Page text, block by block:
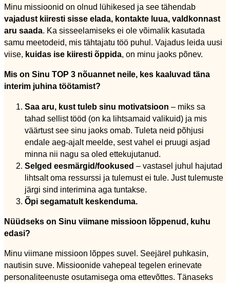
Minu missioonid on olnud lühikesed ja see tähendab
vajadust kiiresti sisse elada, kontakte luua, valdkonnast
aru saada. Ka sisseelamiseks ei ole võimalik kasutada
samu meetodeid, mis tähtajatu töö puhul. Vajadus leida uusi
viise, kuidas ise kiiresti õppida, on minu jaoks põnev.
Mis on Sinu TOP 3 nõuannet neile, kes kaaluvad täna
interim juhina töötamist?
Saa aru, kust tuleb sinu motivatsioon – miks sa
tahad sellist tööd (on ka lihtsamaid valikuid) ja mis
väärtust see sinu jaoks omab. Tuleta neid põhjusi
endale aeg-ajalt meelde, sest vahel ei pruugi asjad
minna nii nagu sa oled ettekujutanud.
Selged eesmärgid/fookused – vastasel juhul hajutad
lihtsalt oma ressurssi ja tulemust ei tule. Just tulemuste
järgi sind interimina aga tuntakse.
Õpi segamatult keskenduma.
Nüüdseks on Sinu viimane missioon lõppenud, kuhu
edasi?
Minu viimane missioon lõppes suvel. Seejärel puhkasin,
nautisin suve. Missioonide vahepeal tegelen erinevate
personaliteenuste osutamisega oma ettevõttes. Tänaseks